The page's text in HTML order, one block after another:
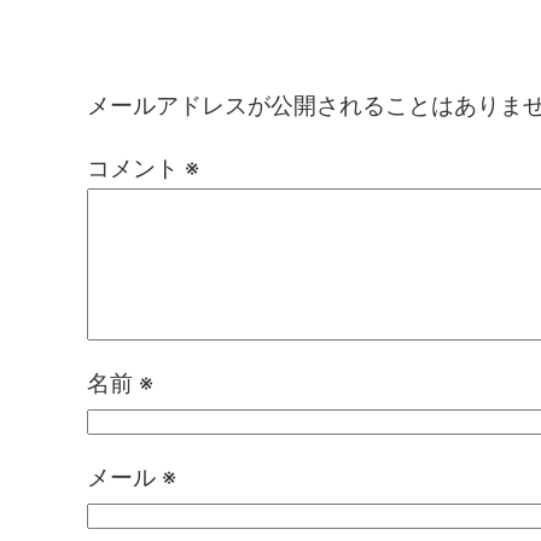
メールアドレスが公開されることはありま
コメント ※
名前 ※
メール ※